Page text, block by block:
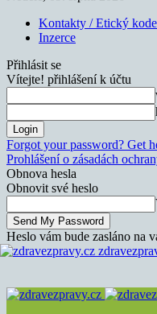
Kontakty / Etický
Inzerce
Přihlásit se
Vítejte! přihlášení k účtu
Forgot your password? Get
Prohlášení o zásadách
Obnova hesla
Obnovit své heslo
Heslo vám bude zasláno na